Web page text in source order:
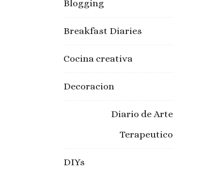
Blogging
Breakfast Diaries
Cocina creativa
Decoracion
Diario de Arte
Terapeutico
DIYs